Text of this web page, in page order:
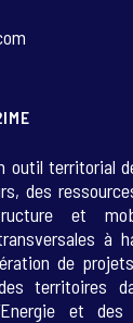
outil territorial
des
et
à
de
territoires
et